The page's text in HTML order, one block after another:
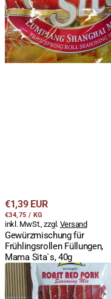
Füllungen,
Mama
Sita`s,
40g
Regulärer
Preis
€1,39 EUR
STÜCKPREIS
€34,75 / PRO
KG
inkl. MwSt., zzgl. Versand
Gewürzmischung für
Frühlingsrollen Füllungen,
Mama Sita`s, 40g
Gewürzmix
für
rot-